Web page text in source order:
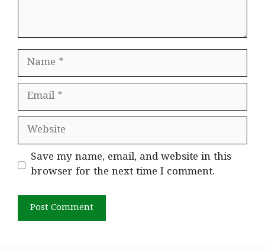
Name
Email
Website
Save my name, email, and website in this
browser for the next time I comment.